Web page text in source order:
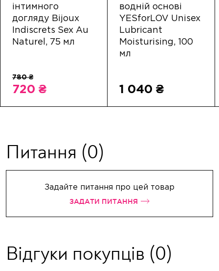
інтимного
догляду Bijoux
Indiscrets Sex Au
Naturel, 75 мл
720 ₴
водній основі
YESforLOV Unisex
Lubricant
Moisturising, 100
мл
1 040 ₴
Питання (0)
Задайте питання про цей товар
ЗАДАТИ ПИТАННЯ
Відгуки покупців (0)